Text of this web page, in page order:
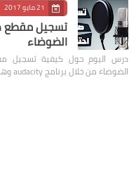
21 مايو 2017
تسجيل مقطع
الضوضاء
درس اليوم حول كيفية تسجيل
الضوضاء من خلال برنامج audacity وهو افضل برنامج لتسجيل الصو…